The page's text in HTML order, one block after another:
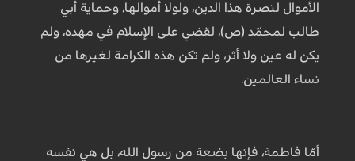
الأموال لنصرة هذا الدين، ولولا أموالها، وحماية أبي
طالب لمحمّد (ص)، لقضي على الإسلام في مهده، ولم
يكن له عين ولا أثر، ولم تكن هذه الكرامة لغيرها من
نساء العالمين.
أمّا فاطمة، فإنها بضعة من رسول الله، بل هي نفسه